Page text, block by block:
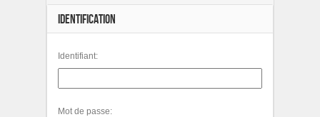
IDENTIFICATION
Identifiant:
Mot de passe: